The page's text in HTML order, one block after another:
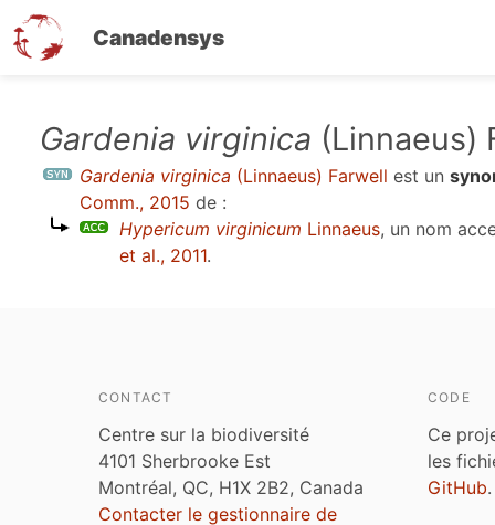
Canadensys
contenu
Gardenia virginica (Linnaeus)
Gardenia virginica (Linnaeus) Farwell est un
Comm., 2015 de :
Hypericum virginicum Linnaeus, un nom
et al., 2011.
CONTACT
Centre sur la biodiversité
4101 Sherbrooke Est
Montréal, QC, H1X 2B2, Canada
Contacter le gestionnaire de
CODE
Ce
les
GitHub.